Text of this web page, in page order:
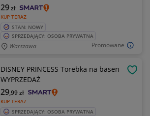
Promowane
KUP TERAZ
29zł
STAN: NOWY
SPRZEDAJĄCY: OSOBA PRYWATNA
Warszawa
DISNEY PRINCESS Torebka na basen
WYPRZEDAŻ
KUP TERAZ
29,99zł
SPRZEDAJĄCY: OSOBA PRYWATNA